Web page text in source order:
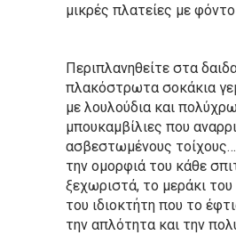
μικρές πλατείες με φόντο
Περιπλανηθείτε στα
πλακόστρωτα σοκάκια
με λουλούδια και
μπουκαμβίλιες που
ασβεστωμένους
την ομορφιά του κάθε
ξεχωριστά, το μεράκι
του ιδιοκτήτη που το
την απλότητα και την